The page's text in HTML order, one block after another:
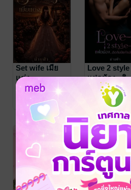
Set wife เมีย
แต่ง
ม่านฟ้า/ พิมพ์รัก
ด้วยอักษร
นิยายโรมานซ์
7 Rating
Love 2 style
แฝดน้อง...ติ
ดกับยัยเจ้าเล่ห์
ม่านฟ้า/ พิมพ์รัก
ด้วยอักษร
นิยายโรมานซ์
7 Rating